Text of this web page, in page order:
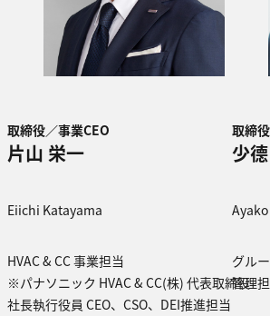
取締役／事業CEO
片山 栄一
Eiichi Katayama​​
HVAC & CC 事業担当
※パナソニック HVAC & CC(株) 代表取締役
社長執行役員 CEO、CSO、DEI推進担当
取締
少
グル
管理